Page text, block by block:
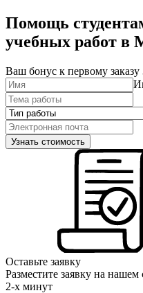
Помощь
учебных работ в
Ваш бонус к первому заказу
Оставьте заявку
Разместите заявку на нашем
2-х минут